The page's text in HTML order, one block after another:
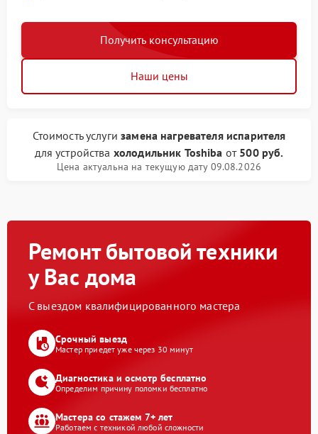
Получить консультацию
Наши цены
Стоимость услугизамена нагревателя испарителя
для устройства холодильник Toshiba от 500 руб.
Цена актуальна на текущую дату 09.08.2026
Ремонт бытовой техники
у Вас дома
С выездом квалифицированного мастера
Срочный выезд
Мастер приедет уже через 30 минут
Диагностика и осмотр бесплатно
Определим причину поломки бесплатно
Мастера со стажем 7+ лет
Работаем с техникой любой сложности